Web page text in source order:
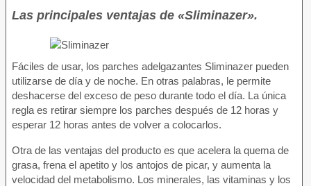
Las principales ventajas de «Sliminazer».
Fáciles de usar, los parches adelgazantes Sliminazer pueden
utilizarse de día y de noche. En otras palabras, le permite
deshacerse del exceso de peso durante todo el día. La única
regla es retirar siempre los parches después de 12 horas y
esperar 12 horas antes de volver a colocarlos.
Otra de las ventajas del producto es que acelera la quema de
grasa, frena el apetito y los antojos de picar, y aumenta la
velocidad del metabolismo. Los minerales, las vitaminas y los